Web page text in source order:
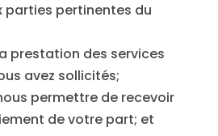
parties pertinentes du
prestation des services
avez sollicités;
permettre de recevoir
de votre part; et